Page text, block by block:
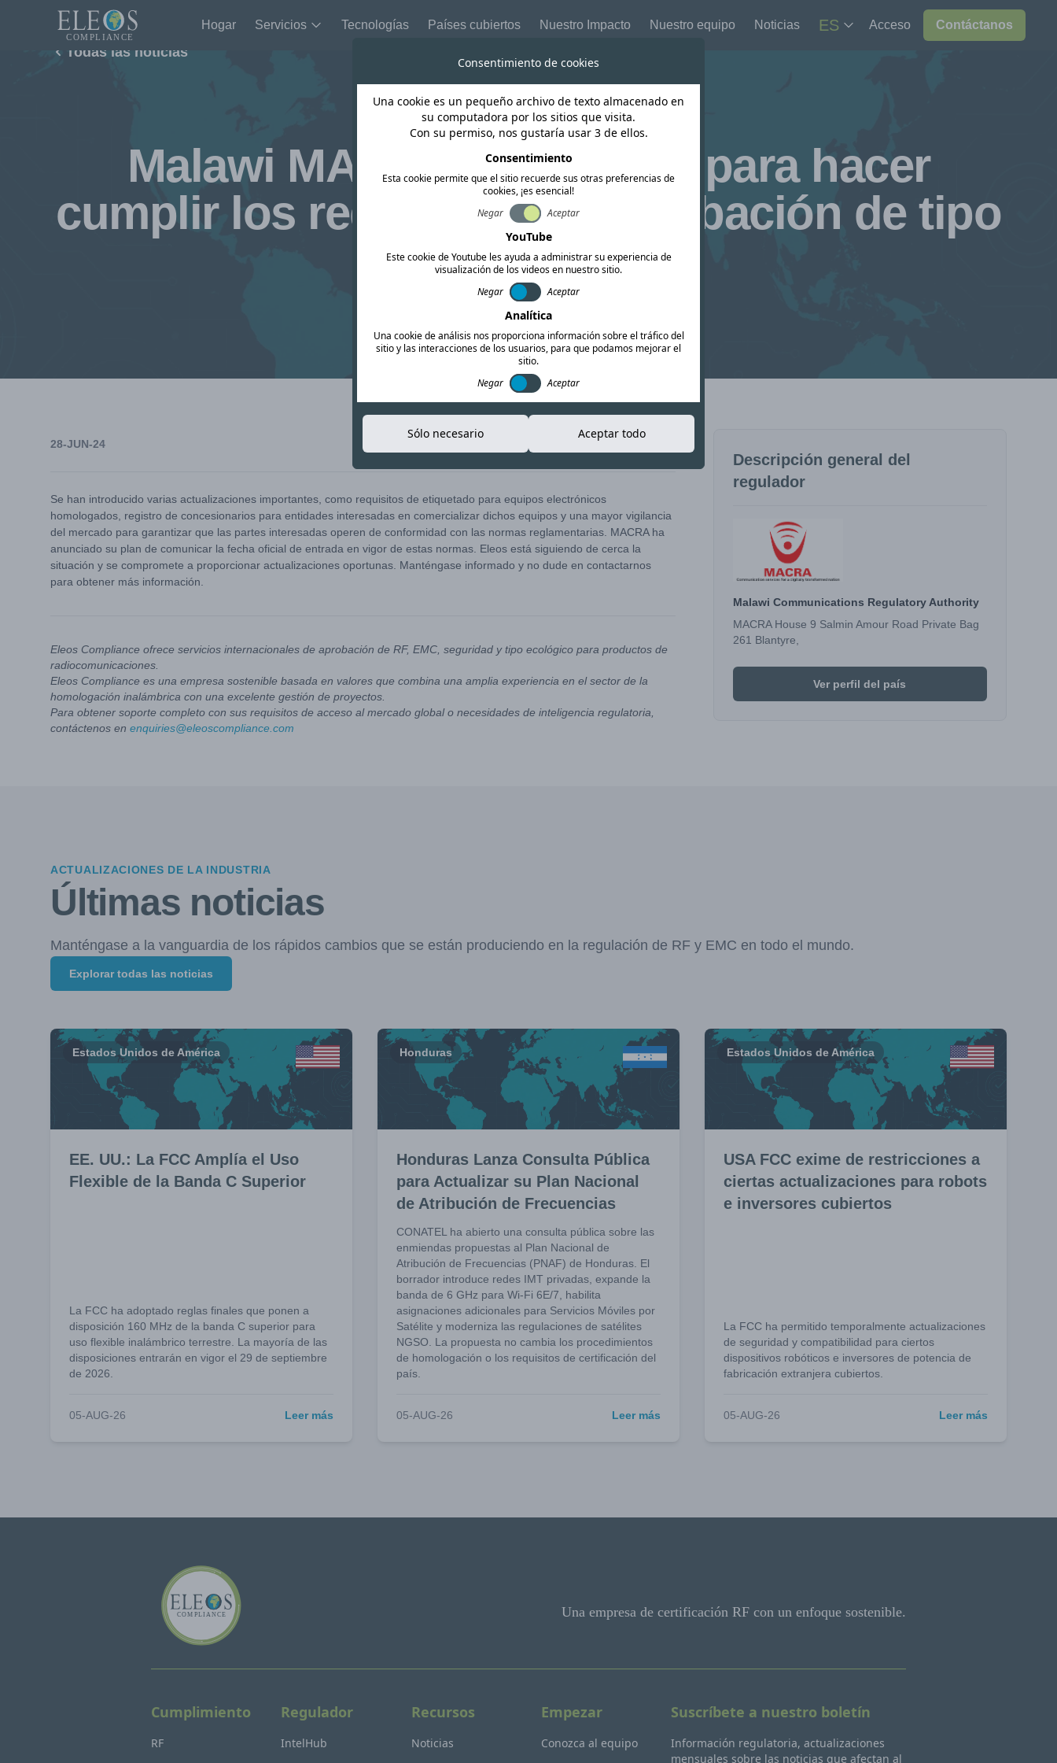
Hogar Servicios Tecnologías Países cubiertos Nuestro Impacto Nuestro equipo Noticias ES Acceso Contáctanos
Todas las noticias
Malaui
Malawi MACRA se prepara para hacer
cumplir los requisitos de aprobación de tipo
actualizados
28-JUN-24 Copiar enlace
Se han introducido varias actualizaciones importantes, como requisitos de etiquetado para equipos electrónicos
homologados, registro de concesionarios para entidades interesadas en comercializar dichos equipos y una mayor vigilancia
del mercado para garantizar que las partes interesadas operen de conformidad con las normas reglamentarias. MACRA ha
anunciado su plan de comunicar la fecha oficial de entrada en vigor de estas normas. Eleos está siguiendo de cerca la
situación y se compromete a proporcionar actualizaciones oportunas. Manténgase informado y no dude en contactarnos
para obtener más información.
Eleos Compliance ofrece servicios internacionales de aprobación de RF, EMC, seguridad y tipo ecológico para productos de
radiocomunicaciones.
Eleos Compliance es una empresa sostenible basada en valores que combina una amplia experiencia en el sector de la
homologación inalámbrica con una excelente gestión de proyectos.
Para obtener soporte completo con sus requisitos de acceso al mercado global o necesidades de inteligencia regulatoria,
contáctenos en enquiries@eleoscompliance.com
Descripción general del
regulador
Malawi Communications Regulatory Authority
MACRA House 9 Salmin Amour Road Private Bag
261 Blantyre,
Ver perfil del país
ACTUALIZACIONES DE LA INDUSTRIA
Últimas noticias
Manténgase a la vanguardia de los rápidos cambios que se están produciendo en la regulación de RF y EMC en todo el mundo.
Explorar todas las noticias
Estados Unidos de América
EE. UU.: La FCC Amplía el Uso
Flexible de la Banda C Superior
La FCC ha adoptado reglas finales que ponen a
disposición 160 MHz de la banda C superior para
uso flexible inalámbrico terrestre. La mayoría de las
disposiciones entrarán en vigor el 29 de septiembre
de 2026.
05-AUG-26 Leer más
Honduras
Honduras Lanza Consulta Pública
para Actualizar su Plan Nacional
de Atribución de Frecuencias
CONATEL ha abierto una consulta pública sobre las
enmiendas propuestas al Plan Nacional de
Atribución de Frecuencias (PNAF) de Honduras. El
borrador introduce redes IMT privadas, expande la
banda de 6 GHz para Wi-Fi 6E/7, habilita
asignaciones adicionales para Servicios Móviles por
Satélite y moderniza las regulaciones de satélites
NGSO. La propuesta no cambia los procedimientos
de homologación o los requisitos de certificación del
país.
05-AUG-26 Leer más
Estados Unidos de América
USA FCC exime de restricciones a
ciertas actualizaciones para robots
e inversores cubiertos
La FCC ha permitido temporalmente actualizaciones
de seguridad y compatibilidad para ciertos
dispositivos robóticos e inversores de potencia de
fabricación extranjera cubiertos.
05-AUG-26 Leer más
Una empresa de certificación RF con un enfoque sostenible.
Cumplimiento
RF
Regulador
IntelHub
Recursos
Noticias
Empezar
Conozca al equipo
Suscríbete a nuestro boletín
Información regulatoria, actualizaciones
mensuales sobre las noticias que afectan al
Consentimiento de cookies
Una cookie es un pequeño archivo de texto almacenado en
su computadora por los sitios que visita.
Con su permiso, nos gustaría usar 3 de ellos.
Consentimiento
Esta cookie permite que el sitio recuerde sus otras preferencias de
cookies, ¡es esencial!
Negar
Aceptar
YouTube
Este cookie de Youtube les ayuda a administrar su experiencia de
visualización de los videos en nuestro sitio.
Negar
Aceptar
Analítica
Una cookie de análisis nos proporciona información sobre el tráfico del
sitio y las interacciones de los usuarios, para que podamos mejorar el
sitio.
Negar
Aceptar
Sólo necesario Aceptar todo